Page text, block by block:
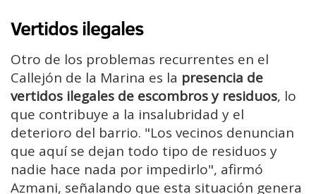
Vertidos ilegales
Otro de los problemas recurrentes en el
Callejón de la Marina es la presencia de
vertidos ilegales de escombros y residuos, lo
que contribuye a la insalubridad y el
deterioro del barrio. "Los vecinos denuncian
que aquí se dejan todo tipo de residuos y
nadie hace nada por impedirlo", afirmó
Azmani, señalando que esta situación genera